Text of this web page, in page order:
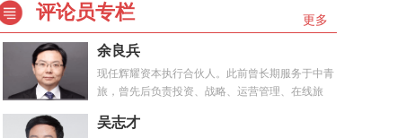
更多
评论员专栏
余良兵
现任辉耀资本执行合伙人。此前曾长期服务于中青
旅，曾先后负责投资、战略、运营管理、在线旅
吴志才